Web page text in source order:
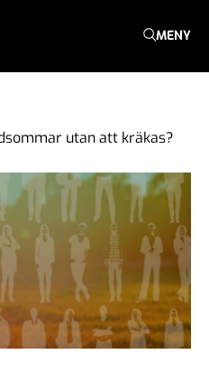
MENY
utan att kräkas?